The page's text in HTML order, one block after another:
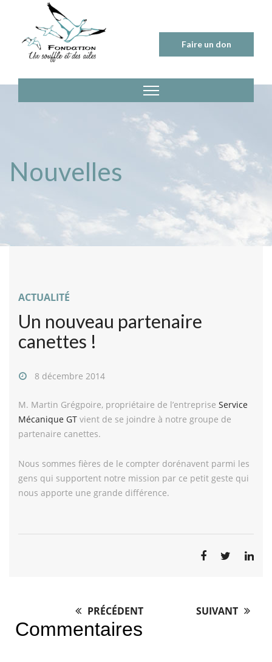
content
Faire un don
Nouvelles
ACTUALITÉ
Un nouveau partenaire
canettes !
8 décembre 2014
M. Martin Grégpoire, propriétaire de l’entreprise Service
Mécanique GT vient de se joindre à notre groupe de
partenaire canettes.
Nous sommes fières de le compter dorénavent parmi les
gens qui supportent notre mission par ce petit geste qui
nous apporte une grande différence.
Post
navigation
PRÉCÉDENT SUIVANT
Commentaires